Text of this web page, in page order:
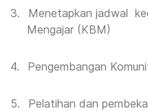
3.
Menetapkan jadwal
Mengajar (KBM)
4. Pengembangan
5.
Pelatihan dan